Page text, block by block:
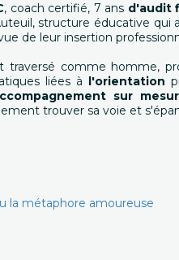
, coach certifié, 7 ans d'audit
structure éducative qui
de leur insertion
traversé comme homme,
liées à l'orientation
sur
trouver sa voie et
la métaphore amoureuse